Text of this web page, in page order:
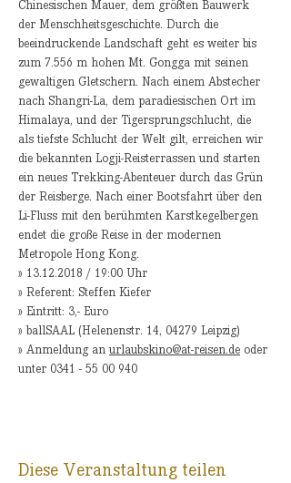
Chinesischen Mauer, dem größten Bauwerk
der Menschheitsgeschichte. Durch die
beeindruckende Landschaft geht es weiter bis
zum 7.556 m hohen Mt. Gongga mit seinen
gewaltigen Gletschern. Nach einem Abstecher
nach Shangri-La, dem paradiesischen Ort im
Himalaya, und der Tigersprungschlucht, die
als tiefste Schlucht der Welt gilt, erreichen wir
die bekannten Logji-Reisterrassen und starten
ein neues Trekking-Abenteuer durch das Grün
der Reisberge. Nach einer Bootsfahrt über den
Li-Fluss mit den berühmten Karstkegelbergen
endet die große Reise in der modernen
Metropole Hong Kong.
» 13.12.2018 / 19:00 Uhr
» Referent: Steffen Kiefer
» Eintritt: 3,- Euro
» ballSAAL (Helenenstr. 14, 04279 Leipzig)
» Anmeldung an urlaubskino@at-reisen.de oder
unter 0341 - 55 00 940
Diese Veranstaltung teilen